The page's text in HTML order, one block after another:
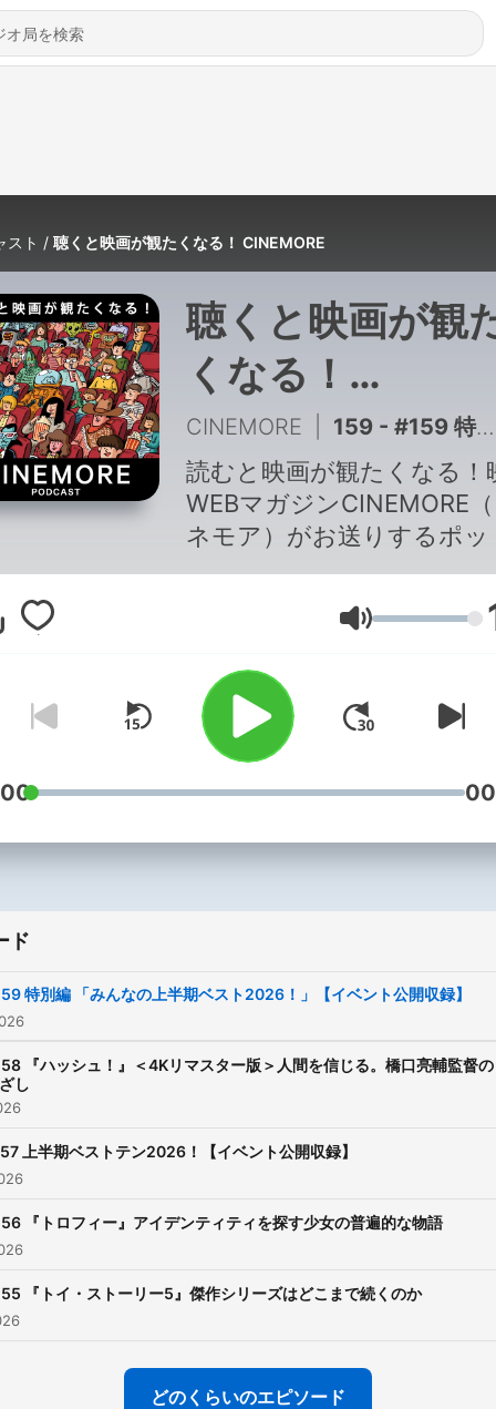
スト 聴くと映画が観たくなる！ CINEMORE
聴くと映画が観
くなる！
CINEMORE
CINEMORE 159 - #159 特別編 「みんなの上半期ベスト2026！」【イベント公開収録】
読むと映画が観たくなる！
WEBマガジンCINEMORE
ネモア）がお送りするポッ
ャスト番組です。
集部の森下なつみと香田史
お届けします。毎週金曜日
配信を目標にゆるりとやっ
ります。
音量
ド
特別編 「みんなの上半期ベスト2026！」【イベント公開収録】
『ハッシュ！』＜4Kリマスター版＞人間を信じる。橋口亮輔監督
し
上半期ベストテン2026！【イベント公開収録】
『トロフィー』アイデンティティを探す少女の普遍的な物語
『トイ・ストーリー5』傑作シリーズはどこまで続くのか
どのくらいのエピソード